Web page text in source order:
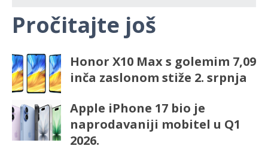
Pročitajte još
Honor X10 Max s golemim 7,09
inča zaslonom stiže 2. srpnja
Apple iPhone 17 bio je
naprodavaniji mobitel u Q1
2026.